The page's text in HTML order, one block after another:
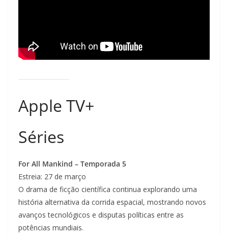
Apple TV+
Séries
For All Mankind – Temporada 5
Estreia: 27 de março
O drama de ficção científica continua explorando uma
história alternativa da corrida espacial, mostrando novos
avanços tecnológicos e disputas políticas entre as
potências mundiais.